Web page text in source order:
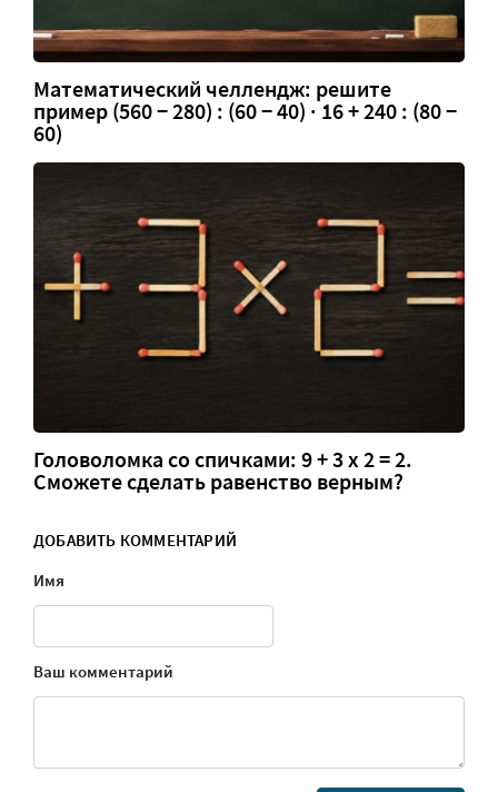
Математический челлендж: решите
пример (560 − 280) : (60 − 40) · 16 + 240 : (80 −
60)
Головоломка со спичками: 9 + 3 х 2 = 2.
Сможете сделать равенство верным?
ДОБАВИТЬ КОММЕНТАРИЙ
Имя
Ваш комментарий